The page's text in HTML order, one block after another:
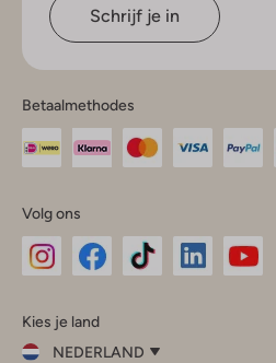
Schrijf je in
Betaalmethodes
Volg ons
InstagramFacebook
Kies je land
NEDERLAND